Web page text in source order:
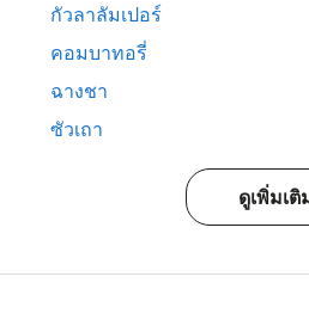
กัวลาลัมเปอร์
คอมบาทอรี่
ฉางชา
ซัวเถา
ดูเพิ่มเติ